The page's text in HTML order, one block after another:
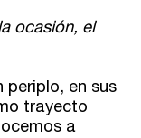
ocasión, el
periplo, en sus
trayecto
a